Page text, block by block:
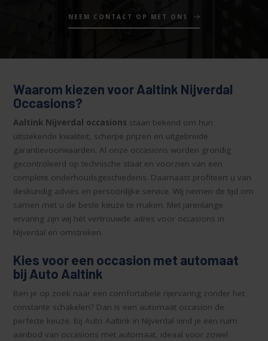
NEEM CONTACT OP MET ONS
Waarom kiezen voor Aaltink Nijverdal
Occasions?
Aaltink Nijverdal occasions staan bekend om hun
uitstekende kwaliteit, scherpe prijzen en uitgebreide
garantievoorwaarden. Al onze occasions worden grondig
gecontroleerd op technische staat en voorzien van een
complete onderhoudsgeschiedenis. Daarnaast profiteert u van
deskundig advies en persoonlijke service. Wij nemen de tijd om
samen met u de beste keuze te maken. Met jarenlange
ervaring zijn wij hét vertrouwde adres voor occasions in
Nijverdal en omstreken.
Kies voor een occasion met automaat
bij Auto Aaltink
Ben je op zoek naar een comfortabele rijervaring zonder het
constante schakelen? Dan is een automaat occasion de
perfecte keuze. Bij Auto Aaltink in Nijverdal vind je een ruim
aanbod van occasions met automaat, ideaal voor zowel